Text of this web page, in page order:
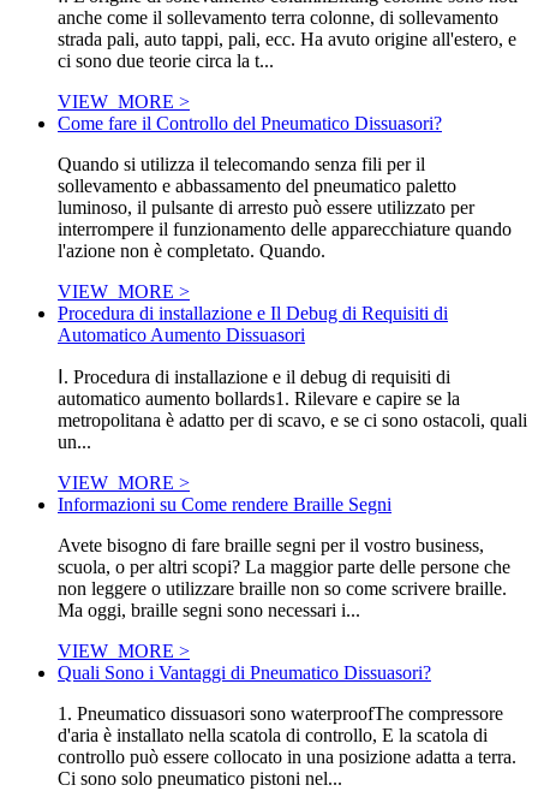
anche come il sollevamento terra colonne, di sollevamento
strada pali, auto tappi, pali, ecc. Ha avuto origine all'estero, e
ci sono due teorie circa la t...
VIEW_MORE >
Come fare il Controllo del Pneumatico Dissuasori?
Quando si utilizza il telecomando senza fili per il
sollevamento e abbassamento del pneumatico paletto
luminoso, il pulsante di arresto può essere utilizzato per
interrompere il funzionamento delle apparecchiature quando
l'azione non è completato. Quando.
VIEW_MORE >
Procedura di installazione e Il Debug di Requisiti di
Automatico Aumento Dissuasori
Ⅰ. Procedura di installazione e il debug di requisiti di
automatico aumento bollards1. Rilevare e capire se la
metropolitana è adatto per di scavo, e se ci sono ostacoli, quali
un...
VIEW_MORE >
Informazioni su Come rendere Braille Segni
Avete bisogno di fare braille segni per il vostro business,
scuola, o per altri scopi? La maggior parte delle persone che
non leggere o utilizzare braille non so come scrivere braille.
Ma oggi, braille segni sono necessari i...
VIEW_MORE >
Quali Sono i Vantaggi di Pneumatico Dissuasori?
1. Pneumatico dissuasori sono waterproofThe compressore
d'aria è installato nella scatola di controllo, E la scatola di
controllo può essere collocato in una posizione adatta a terra.
Ci sono solo pneumatico pistoni nel...